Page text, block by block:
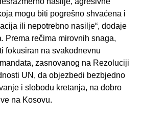
mogu biti pogrešno shvaćena i
ili nepotrebno nasilje“, dodaje
Prema rečima mirovnih snaga,
fokusiran na svakodnevnu
zasnovanog na Rezoluciji
UN, da objezbedi bezbjedno
i slobodu kretanja, na dobro
na Kosovu.